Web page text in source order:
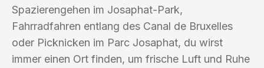
Spazierengehen im Josaphat-Park,
Fahrradfahren entlang des Canal de Bruxelles
oder Picknicken im Parc Josaphat, du wirst
immer einen Ort finden, um frische Luft und Ruhe